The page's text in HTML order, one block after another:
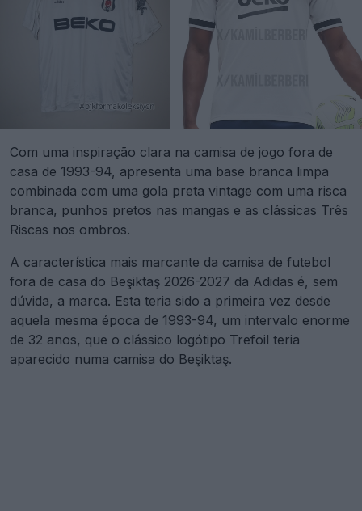
Com uma inspiração clara na camisa de jogo fora de
casa de 1993-94, apresenta uma base branca limpa
combinada com uma gola preta vintage com uma risca
branca, punhos pretos nas mangas e as clássicas Três
Riscas nos ombros.
A característica mais marcante da camisa de futebol
fora de casa do Beşiktaş 2026-2027 da Adidas é, sem
dúvida, a marca. Esta teria sido a primeira vez desde
aquela mesma época de 1993-94, um intervalo enorme
de 32 anos, que o clássico logótipo Trefoil teria
aparecido numa camisa do Beşiktaş.